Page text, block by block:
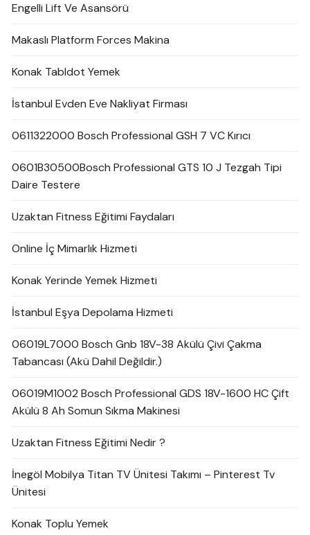
Engelli Lift Ve Asansörü
Makaslı Platform Forces Makina
Konak Tabldot Yemek
İstanbul Evden Eve Nakliyat Firması
0611322000 Bosch Professional GSH 7 VC Kırıcı
0601B30500Bosch Professional GTS 10 J Tezgah Tipi
Daire Testere
Uzaktan Fitness Eğitimi Faydaları
Online İç Mimarlık Hizmeti
Konak Yerinde Yemek Hizmeti
İstanbul Eşya Depolama Hizmeti
06019L7000 Bosch Gnb 18V-38 Akülü Çivi Çakma
Tabancası (Akü Dahil Değildir.)
06019M1002 Bosch Professional GDS 18V-1600 HC Çift
Akülü 8 Ah Somun Sıkma Makinesi
Uzaktan Fitness Eğitimi Nedir ?
İnegöl Mobilya Titan TV Ünitesi Takımı – Pinterest Tv
Ünitesi
Konak Toplu Yemek